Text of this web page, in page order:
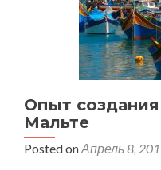
Опыт
Мальте
Posted onАпрель 8,